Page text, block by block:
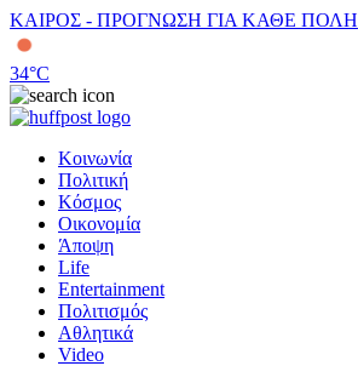
ΚΑΙΡΟΣ - ΠΡΟΓΝΩΣΗ ΓΙΑ ΚΑΘΕ ΠΟΛΗ
34°C
Κοινωνία
Πολιτική
Κόσμος
Οικονομία
Άποψη
Life
Entertainment
Πολιτισμός
Αθλητικά
Video